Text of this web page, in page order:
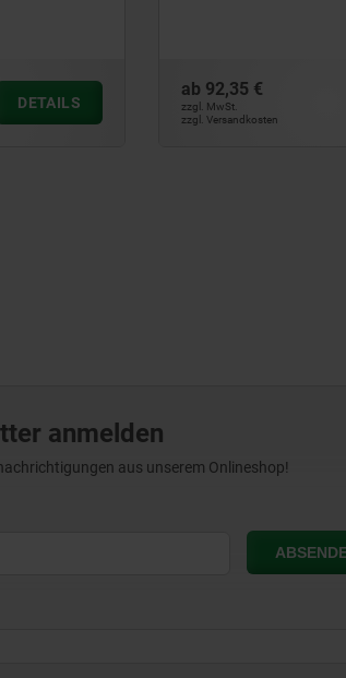
DETAILS
ab 92,35 €
zzgl. MwSt.
zzgl. Versandkosten
anmelden
aus unserem Onlineshop!